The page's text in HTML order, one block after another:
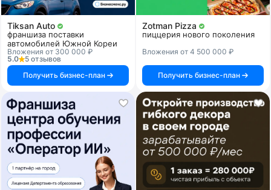
Tiksan Auto
франшиза поставки
автомобилей Южной Кореи
Вложения от 300 000 ₽
5.0
5 отзывов
Получить бизнес-план
Zotman Pizza
пиццерия нового поколения
Вложения от 4 500 000 ₽
Получить бизнес-план